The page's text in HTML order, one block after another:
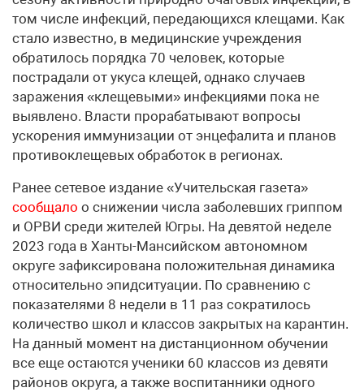
том числе инфекций, передающихся клещами. Как
стало известно, в медицинские учреждения
обратилось порядка 70 человек, которые
пострадали от укуса клещей, однако случаев
заражения «клещевыми» инфекциями пока не
выявлено. Власти прорабатывают вопросы
ускорения иммунизации от энцефалита и планов
противоклещевых обработок в регионах.
Ранее сетевое издание «Учительская газета»
сообщало о снижении числа заболевших гриппом
и ОРВИ среди жителей Югры. На девятой неделе
2023 года в Ханты-Мансийском автономном
округе зафиксирована положительная динамика
относительно эпидситуации. По сравнению с
показателями 8 недели в 11 раз сократилось
количество школ и классов закрытых на карантин.
На данный момент на дистанционном обучении
все еще остаются ученики 60 классов из девяти
районов округа, а также воспитанники одного